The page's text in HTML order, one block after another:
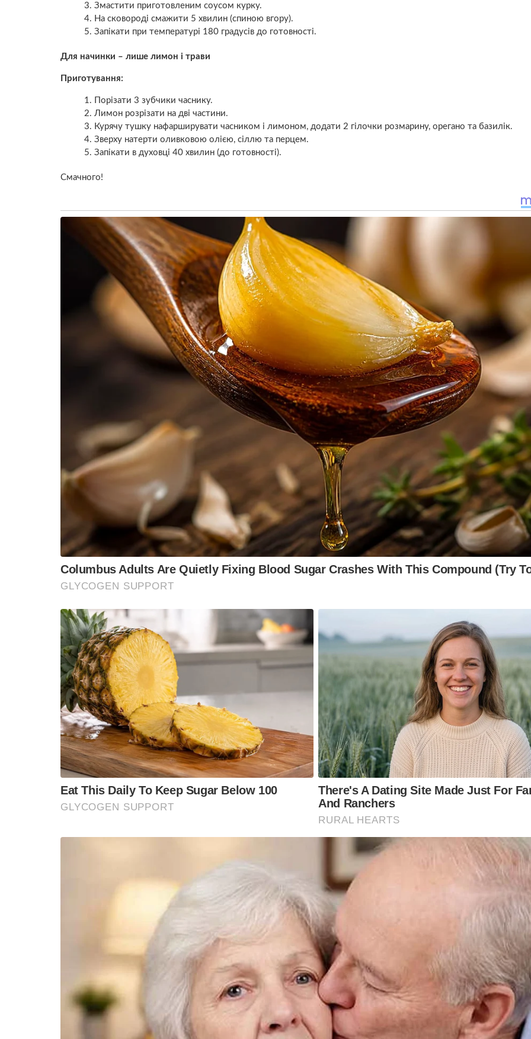
Змастити приготовленим соусом курку.
На сковороді смажити 5 хвилин (спиною вгору).
Запікати при температурі 180 градусів до готовності.
Для начинки – лише лимон і трави
Приготування:
Порізати 3 зубчики часнику.
Лимон розрізати на дві частини.
Курячу тушку нафарширувати часником і лимоном, додати 2 гілочки розмарину, орегано та базилік.
Зверху натерти оливковою олією, сіллю та перцем.
Запікати в духовці 40 хвилин (до готовності).
Смачного!